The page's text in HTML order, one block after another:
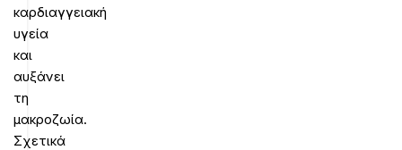
καρδιαγγειακή
υγεία
και
αυξάνει
τη
μακροζωία.
Σχετικά